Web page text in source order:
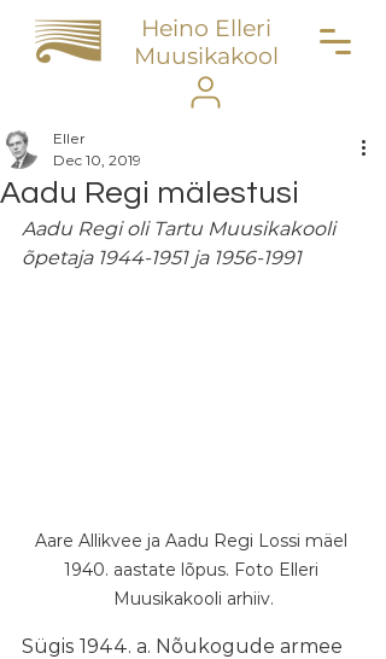
Heino Elleri
Muusikakool
Aadu Regi mälestusi
Eller
Dec 10, 2019
Aadu Regi oli Tartu Muusikakooli
õpetaja 1944-1951 ja 1956-1991
Aare Allikvee ja Aadu Regi Lossi mäel
1940. aastate lõpus. Foto Elleri
Muusikakooli arhiiv.
Sügis 1944. a. Nõukogude armee